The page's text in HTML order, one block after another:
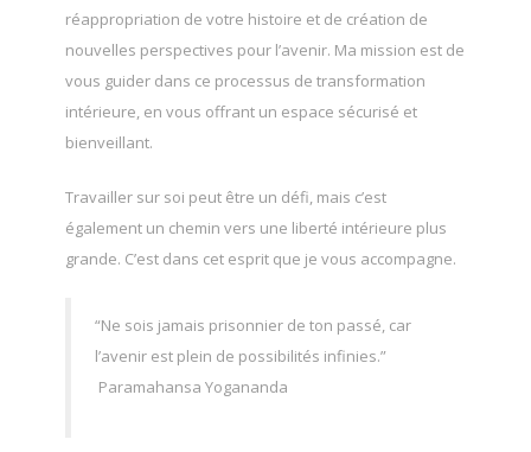
réappropriation de votre histoire et de création de
nouvelles perspectives pour l’avenir. Ma mission est de
vous guider dans ce processus de transformation
intérieure, en vous offrant un espace sécurisé et
bienveillant.
Travailler sur soi peut être un défi, mais c’est
également un chemin vers une liberté intérieure plus
grande. C’est dans cet esprit que je vous accompagne.
“Ne sois jamais prisonnier de ton passé, car
l’avenir est plein de possibilités infinies.”
Paramahansa Yogananda